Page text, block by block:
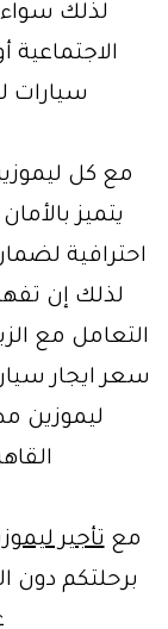
لذلك سواء
الاجتماعية
سيارات
يتميز
احترافية
لذلك إن
التعامل مع
سعر ايجار
ليموزين
معتأجير
برحلتكم دون